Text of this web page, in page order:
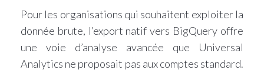
Pour les organisations qui souhaitent exploiter la
donnée brute, l’export natif vers BigQuery offre
une voie d’analyse avancée que Universal
Analytics ne proposait pas aux comptes standard.